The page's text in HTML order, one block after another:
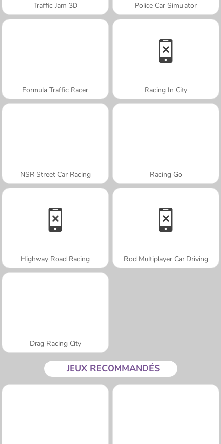
Traffic Jam 3D Police Car Simulator
Formula Traffic Racer Racing In City
NSR Street Car Racing Racing Go
Highway Road Racing Rod Multiplayer Car Driving
Drag Racing City
JEUX RECOMMANDÉS